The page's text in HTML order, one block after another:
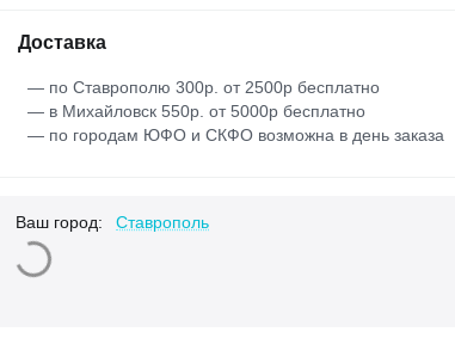
Доставка
— по Ставрополю 300р. от 2500р бесплатно
— в Михайловск 550р. от 5000р бесплатно
— по городам ЮФО и СКФО возможна в день заказа
Ваш город: Ставрополь